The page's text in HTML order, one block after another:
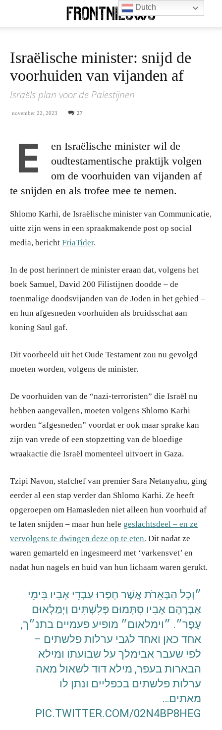
Israëlische minister: snijd de
voorhuiden van vijanden af
Israëls plan voor de Palestijnen
november 22, 2023 27
E
en Israëlische minister wil de
oudtestamentische praktijk volgen
om de voorhuiden van vijanden af
te snijden en als trofee mee te nemen.
Shlomo Karhi, de Israëlische minister van Communicatie,
uitte zijn wens in een spraakmakende post op social
media, bericht FriaTider.
In de post herinnert de minister eraan dat, volgens het
boek Samuel, David 200 Filistijnen doodde – de
toenmalige doodsvijanden van de Joden in het gebied –
en hun afgesneden voorhuiden als bruidsschat aan
koning Saul gaf.
Dit voorbeeld uit het Oude Testament zou nu gevolgd
moeten worden, volgens de minister.
De voorhuiden van de “nazi-terroristen” die Israël nu
hebben aangevallen, moeten volgens Shlomo Karhi
worden “afgesneden” voordat er ook maar sprake kan
zijn van vrede of een stopzetting van de bloedige
wraakactie die Israël momenteel uitvoert in Gaza.
Tzipi Navon, stafchef van premier Sara Netanyahu, ging
eerder al een stap verder dan Shlomo Karhi. Ze heeft
opgeroepen om Hamasleden niet alleen hun voorhuid af
te laten snijden – maar hun hele geslachtsdeel – en ze
vervolgens te dwingen deze op te eten. Dit nadat ze
waren gemarteld en ingesmeerd met ‘varkensvet’ en
nadat hun nagels en huid van hun lichaam waren gerukt.
״וְכָל הַבְּאֵרֹת אֲשֶׁר חָפְרוּ עַבְדֵי אָבִיו בִּימֵי
אַבְרָהָם אָבִיו סִתְּמוּם פְּלִשְׁתִּים וַיְמַלְאוּם
עָפָר״. ״וימלאום״ מופיע פעמיים בתנ״ך,
אחד כאן ואחד לגבי ערלות פלשתים –
לפי שעבר אבימלך על שבועתו ומילא
הבארות בעפר, מילא דוד לשאול מאה
ערלות פלשתים בכפליים ונתן לו
מאתים…
PIC.TWITTER.COM/02N4BP8HEG
Dutch